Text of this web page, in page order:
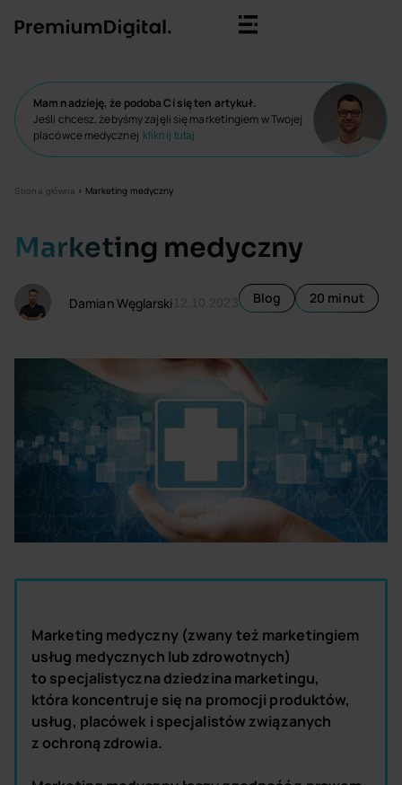
Strona główna > Marketing medyczny
Mam nadzieję, że podoba Ci się ten artykuł.
Jeśli chcesz, żebyśmy zajęli się marketingiem w Twojej
placówce medycznej kliknij tutaj
Marketing medyczny
Damian Węglarski Blog 20 minut
Marketing medyczny (zwany też marketingiem
usług medycznych lub zdrowotnych)
to specjalistyczna dziedzina marketingu,
która koncentruje się na promocji produktów,
usług, placówek i specjalistów związanych
z ochroną zdrowia.